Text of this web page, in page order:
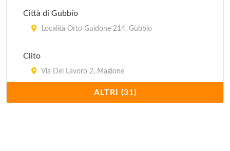
Città di Gubbio
Località Orto Guidone 214, Gùbbio
Clito
Via Del Lavoro 2, Magione
ALTRI (31)